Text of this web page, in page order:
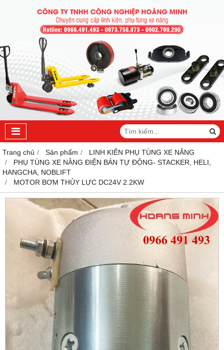
Trang chủ Sản phẩm
LINH KIÊN PHỤ TÙNG XE NÂNG
PHỤ TÙNG XE NÂNG ĐIỆN BÁN TỰ ĐỘNG- STACKER, HELI,
HANGCHA, NOBLIFT
MOTOR BƠM THỦY LỰC DC24V 2.2KW